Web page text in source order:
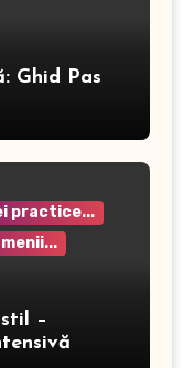
Ghid Pas
practice...
–